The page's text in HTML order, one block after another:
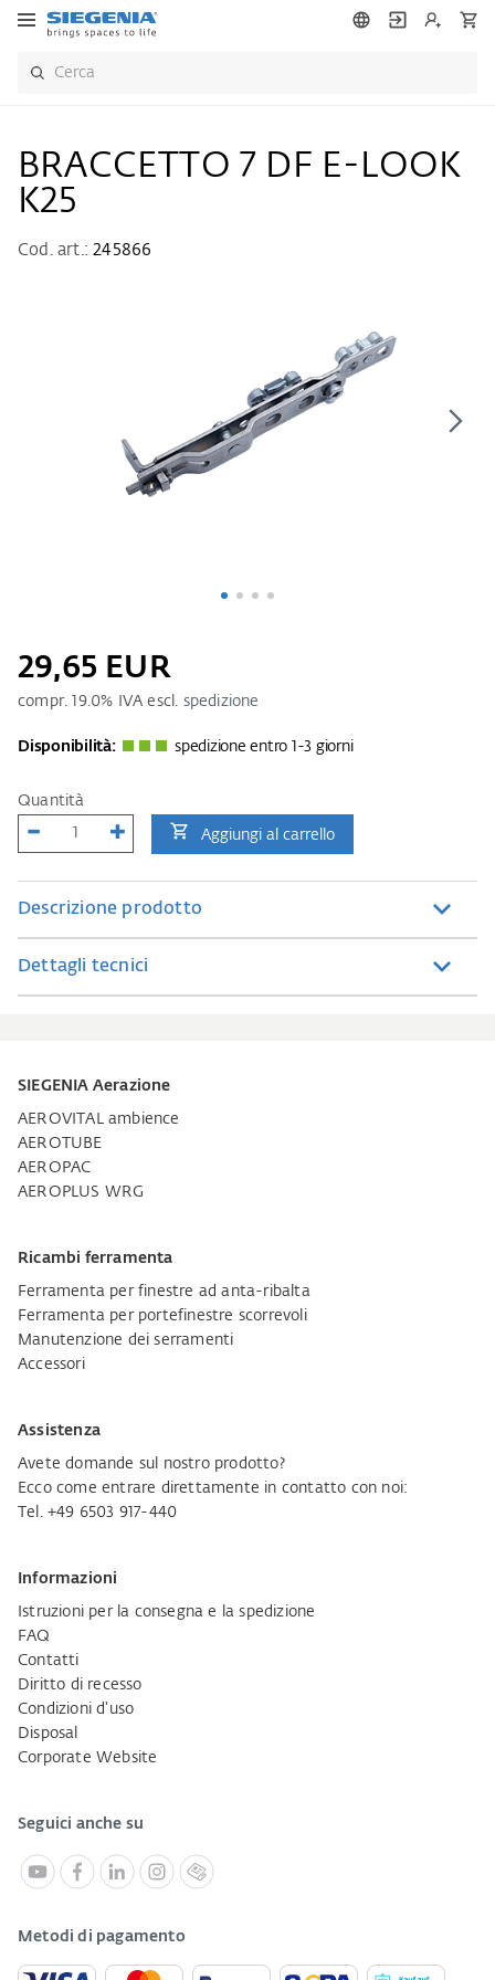
BRACCETTO 7 DF E-LOOK
K25
Cod. art.:245866
29,65 EUR
compr.19.0% IVA escl. spedizione
Disponibilità: spedizione entro 1-3 giorni
Quantità
Aggiungi al carrello
Descrizione prodotto
Dettagli tecnici
SIEGENIA Aerazione
AEROVITAL ambience
AEROTUBE
AEROPAC
AEROPLUS WRG
Ricambi ferramenta
Ferramenta per finestre ad anta-ribalta
Ferramenta per portefinestre scorrevoli
Manutenzione dei serramenti
Accessori
Assistenza
Avete domande sul nostro prodotto?
Ecco come entrare direttamente in contatto con noi:
Tel. +49 6503 917-440
Informazioni
Istruzioni per la consegna e la spedizione
FAQ
Contatti
Diritto di recesso
Condizioni d'uso
Disposal
Corporate Website
Seguici anche su
Metodi di pagamento